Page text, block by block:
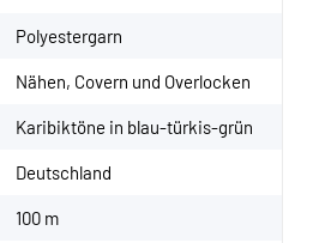
Polyestergarn
Nähen, Covern und Overlocken
Karibiktöne in blau-türkis-grün
Deutschland
100 m